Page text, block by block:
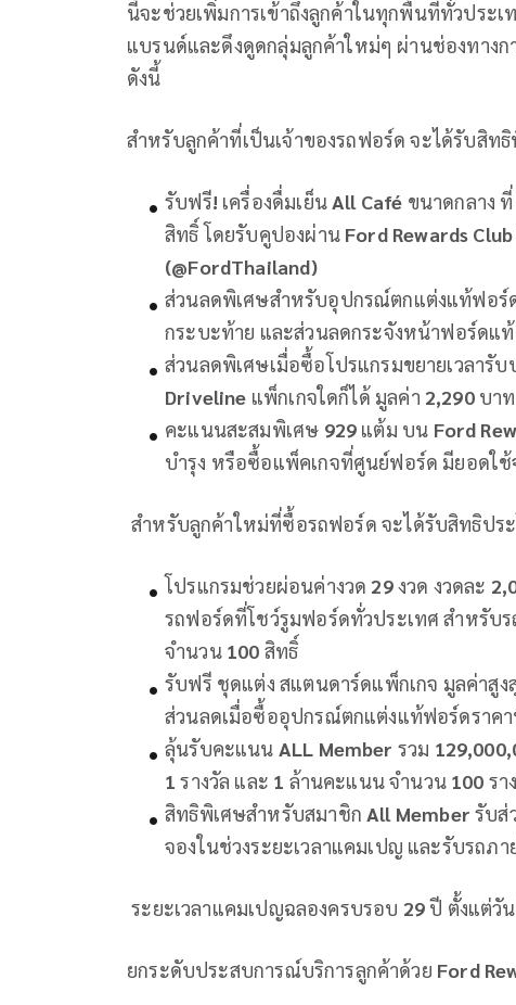
นี้จะช่วยเพิ่มการเข้าถึงลูกค้าในทุกพื้นที่ทั่วประ
แบรนด์และดึงดูดกลุ่มลูกค้าใหม่ๆ ผ่านช่องทาง
ดังนี้
สำหรับลูกค้าที่เป็นเจ้าของรถฟอร์ด จะได้รับสิท
รับฟรี! เครื่องดื่มเย็นAll Café ขนาดกลาง ที่
สิทธิ์ โดยรับคูปองผ่าน Ford Rewards Club
(@FordThailand)
ส่วนลดพิเศษสำหรับอุปกรณ์ตกแต่งแท้ฟอร์
กระบะท้าย และส่วนลดกระจังหน้าฟอร์ดแท้
ส่วนลดพิเศษเมื่อซื้อโปรแกรมขยายเวลารั
Driveline แพ็กเกจใดก็ได้ มูลค่า 2,290บาท
คะแนนสะสมพิเศษ 929 แต้ม บน Ford
บำรุง หรือซื้อแพ็คเกจที่ศูนย์ฟอร์ด มียอดใช้
สำหรับลูกค้าใหม่ที่ซื้อรถฟอร์ด จะได้รับสิทธิปร
โปรแกรมช่วยผ่อนค่างวด 29งวด งวดละ
รถฟอร์ดที่โชว์รูมฟอร์ดทั่วประเทศ สำหรับ
จำนวน100 สิทธิ์
รับฟรี ชุดแต่ง สแตนดาร์ดแพ็กเกจ มูลค่าสูง
ส่วนลดเมื่อซื้ออุปกรณ์ตกแต่งแท้ฟอร์ดราค
ลุ้นรับคะแนน ALL Member รวม
1 รางวัล และ 1 ล้านคะแนน จำนวน 100 รา
สิทธิพิเศษสำหรับสมาชิกAll Memberรับส่
จองในช่วงระยะเวลาแคมเปญ และรับรถภ
ระยะเวลาแคมเปญฉลองครบรอบ 29ปี ตั้งแต่วั
ยกระดับประสบการณ์บริการลูกค้าด้วย Ford